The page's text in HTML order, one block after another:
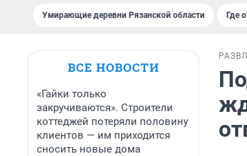
Умирающие деревни Рязанской области Где
ВСЕ НОВОСТИ
«Гайки только
закручиваются». Строители
коттеджей потеряли половину
клиентов — им приходится
сносить новые дома